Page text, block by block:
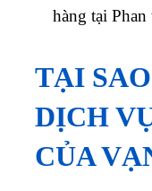
hàng tại Phan
TẠI
DỊCH
CỦA